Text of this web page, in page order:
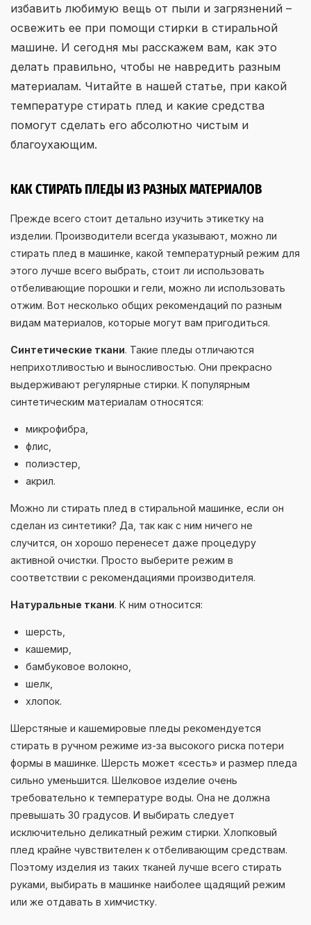
избавить любимую вещь от пыли и загрязнений –
освежить ее при помощи стирки в стиральной
машине. И сегодня мы расскажем вам, как это
делать правильно, чтобы не навредить разным
материалам. Читайте в нашей статье, при какой
температуре стирать плед и какие средства
помогут сделать его абсолютно чистым и
благоухающим.
КАК СТИРАТЬ ПЛЕДЫ ИЗ РАЗНЫХ МАТЕРИАЛОВ
Прежде всего стоит детально изучить этикетку на
изделии. Производители всегда указывают, можно ли
стирать плед в машинке, какой температурный режим для
этого лучше всего выбрать, стоит ли использовать
отбеливающие порошки и гели, можно ли использовать
отжим. Вот несколько общих рекомендаций по разным
видам материалов, которые могут вам пригодиться.
Синтетические ткани. Такие пледы отличаются
неприхотливостью и выносливостью. Они прекрасно
выдерживают регулярные стирки. К популярным
синтетическим материалам относятся:
микрофибра,
флис,
полиэстер,
акрил.
Можно ли стирать плед в стиральной машинке, если он
сделан из синтетики? Да, так как с ним ничего не
случится, он хорошо перенесет даже процедуру
активной очистки. Просто выберите режим в
соответствии с рекомендациями производителя.
Натуральные ткани. К ним относится:
шерсть,
кашемир,
бамбуковое волокно,
шелк,
хлопок.
Шерстяные и кашемировые пледы рекомендуется
стирать в ручном режиме из-за высокого риска потери
формы в машинке. Шерсть может «сесть» и размер пледа
сильно уменьшится. Шелковое изделие очень
требовательно к температуре воды. Она не должна
превышать 30 градусов. И выбирать следует
исключительно деликатный режим стирки. Хлопковый
плед крайне чувствителен к отбеливающим средствам.
Поэтому изделия из таких тканей лучше всего стирать
руками, выбирать в машинке наиболее щадящий режим
или же отдавать в химчистку.